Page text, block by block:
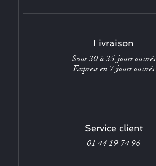
Livraison
Sous 30 à 35 jours ouvrés
Express en 7 jours ouvrés
Service client
01 44 19 74 96